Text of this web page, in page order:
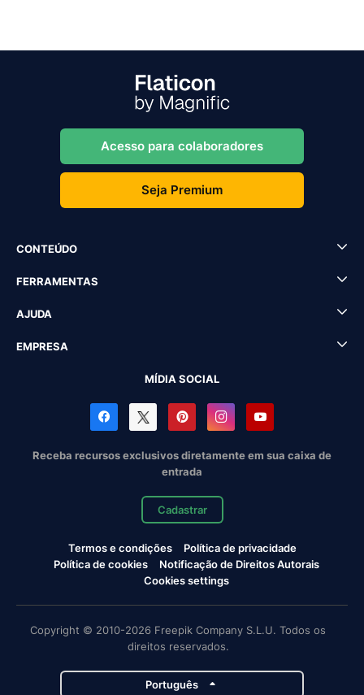
Acesso para colaboradores
Seja Premium
CONTEÚDO
FERRAMENTAS
AJUDA
EMPRESA
MÍDIA SOCIAL
Receba recursos exclusivos diretamente em sua caixa de
entrada
Cadastrar
Termos e condições
Política de privacidade
Política de cookies
Notificação de Direitos Autorais
Cookies settings
Copyright © 2010-2026 Freepik Company S.L.U. Todos os
direitos reservados.
Português